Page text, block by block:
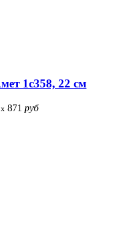
1с358, 22 см
x 871 руб